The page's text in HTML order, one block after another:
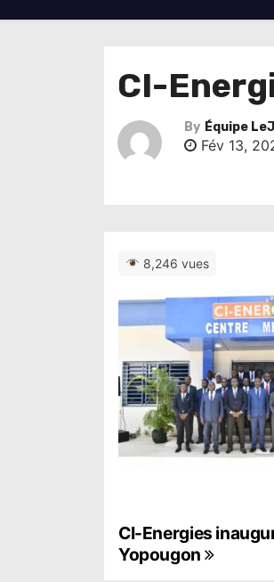
CI-
By Équipe
Fév 13,
8,246 vues
N
CI-Energies
Yopougon